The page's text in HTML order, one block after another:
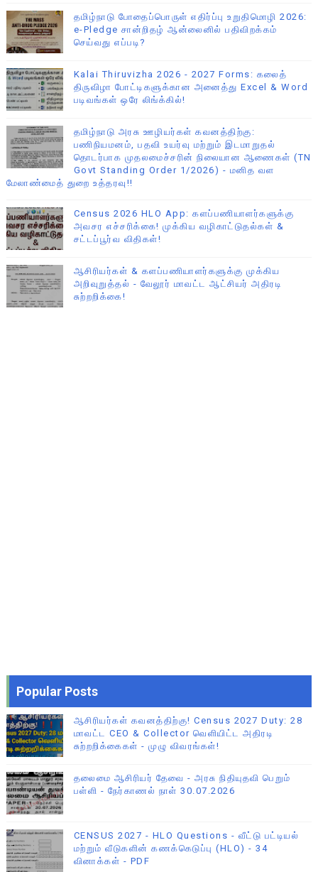
தமிழ்நாடு போதைப்பொருள் எதிர்ப்பு உறுதிமொழி 2026:
e-Pledge சான்றிதழ் ஆன்லைனில் பதிவிறக்கம்
செய்வது எப்படி?
Kalai Thiruvizha 2026 - 2027 Forms: கலைத்
திருவிழா போட்டிகளுக்கான அனைத்து Excel & Word
படிவங்கள் ஒரே லிங்க்கில்!
தமிழ்நாடு அரசு ஊழியர்கள் கவனத்திற்கு:
பணிநியமனம், பதவி உயர்வு மற்றும் இடமாறுதல்
தொடர்பாக முதலமைச்சரின் நிலையான ஆணைகள் (TN
Govt Standing Order 1/2026) - மனித வள
மேலாண்மைத் துறை உத்தரவு!!
Census 2026 HLO App: களப்பணியாளர்களுக்கு
அவசர எச்சரிக்கை! முக்கிய வழிகாட்டுதல்கள் &
சட்டப்பூர்வ விதிகள்!
ஆசிரியர்கள் & களப்பணியாளர்களுக்கு முக்கிய
அறிவுறுத்தல் - வேலூர் மாவட்ட ஆட்சியர் அதிரடி
சுற்றறிக்கை!
Popular Posts
ஆசிரியர்கள் கவனத்திற்கு! Census 2027 Duty: 28
மாவட்ட CEO & Collector வெளியிட்ட அதிரடி
சுற்றறிக்கைகள் - முழு விவரங்கள்!
தலைமை ஆசிரியர் தேவை - அரசு நிதியுதவி பெறும்
பள்ளி - நேர்காணல் நாள் 30.07.2026
CENSUS 2027 - HLO Questions - வீட்டு பட்டியல்
மற்றும் வீடுகளின் கணக்கெடுப்பு (HLO) - 34
வினாக்கள் - PDF